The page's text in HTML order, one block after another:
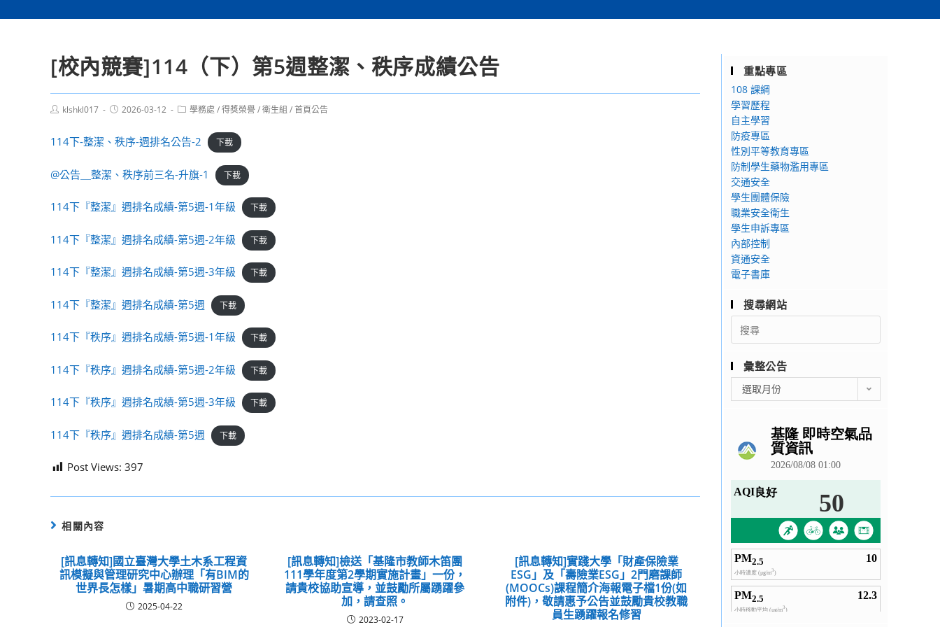
[校內競賽]114（下）第5週整潔、秩序成績公告
Postklshkl017
Post2026-03-12
Post學務處 /得獎榮譽/衛生組 /首頁公告
114下-整潔、秩序-週排名公告-2 下載
@公告＿整潔、秩序前三名-升旗-1 下載
114下『整潔』週排名成績-第5週-1年級 下載
114下『整潔』週排名成績-第5週-2年級 下載
114下『整潔』週排名成績-第5週-3年級 下載
114下『整潔』週排名成績-第5週 下載
114下『秩序』週排名成績-第5週-1年級 下載
114下『秩序』週排名成績-第5週-2年級 下載
114下『秩序』週排名成績-第5週-3年級 下載
114下『秩序』週排名成績-第5週 下載
Post Views: 397
相關內容
[訊息轉知]國立臺灣大學土木系工程資
訊模擬與管理研究中心辦理「有BIM的
世界長怎樣」暑期高中職研習營
2025-04-22
[訊息轉知]檢送「基隆市教師木笛團
111學年度第2學期實施計畫」一份，
請貴校協助宣導，並鼓勵所屬踴躍參
加，請查照。
2023-02-17
[訊息轉知]實踐大學「財產保險業
ESG」及「壽險業ESG」2門磨課師
(MOOCs)課程簡介海報電子檔1份(如
附件)，敬請惠予公告並鼓勵貴校教職
員生踴躍報名修習
重點專區
108 課綱
學習歷程
自主學習
防疫專區
性別平等教育專區
防制學生藥物濫用專區
交通安全
學生團體保險
職業安全衛生
學生申訴專區
內部控制
資通安全
電子書庫
搜尋網站
Search
for:
彙整公告
整
選取月份